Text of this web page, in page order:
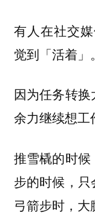
有人在社交
觉到「活着」。
因为任务转
余力继续想工
推雪橇的时
步的时候，
弓箭步时，大